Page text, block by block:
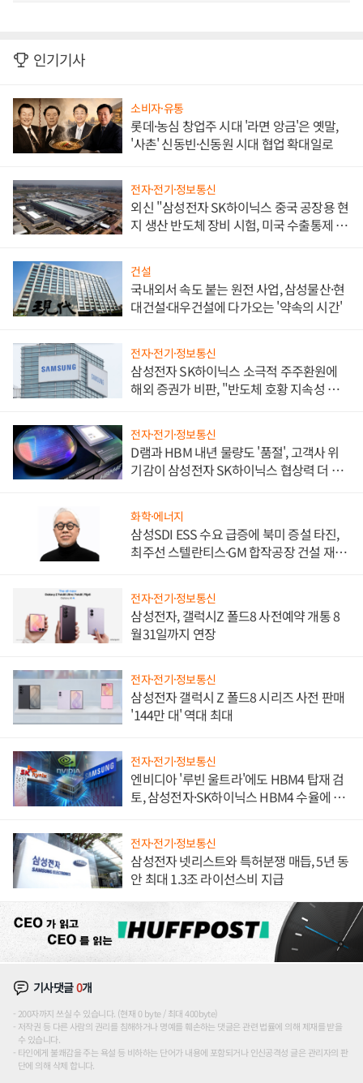
인기기사
소비자·유통
롯데·농심 창업주 시대 '라면 앙금'은 옛말,
'사촌' 신동빈·신동원 시대 협업 확대일로
전자·전기·정보통신
외신 "삼성전자 SK하이닉스 중국 공장용 현
지 생산 반도체 장비 시험, 미국 수출통제 대
건설
국내외서 속도 붙는 원전 사업, 삼성물산·현
대건설·대우건설에 다가오는 '약속의 시간'
전자·전기·정보통신
삼성전자 SK하이닉스 소극적 주주환원에
해외 증권가 비판, "반도체 호황 지속성 의
전자·전기·정보통신
D램과 HBM 내년 물량도 '품절', 고객사 위
기감이 삼성전자 SK하이닉스 협상력 더 키
화학·에너지
삼성SDI ESS 수요 급증에 북미 증설 타진,
최주선 스텔란티스·GM 합작공장 건설 재추
전자·전기·정보통신
삼성전자, 갤럭시Z 폴드8 사전예약 개통 8
월31일까지 연장
전자·전기·정보통신
삼성전자 갤럭시 Z 폴드8 시리즈 사전 판매
'144만 대' 역대 최대
전자·전기·정보통신
엔비디아 '루빈 울트라'에도 HBM4 탑재 검
토, 삼성전자·SK하이닉스 HBM4 수율에 주
전자·전기·정보통신
삼성전자 넷리스트와 특허분쟁 매듭, 5년 동
안 최대 1.3조 라이선스비 지급
기사댓글0개
200자까지 쓰실 수 있습니다. (현재 0 byte / 최대 400byte)
저작권 등 다른 사람의 권리를 침해하거나 명예를 훼손하는 댓글은 관련 법률에 의해 제재를 받을
수 있습니다.
타인에게 불쾌감을 주는 욕설 등 비하하는 단어가 내용에 포함되거나 인신공격성 글은 관리자의 판
단에 의해 삭제 합니다.